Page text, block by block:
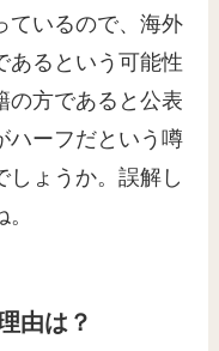
ているので、海外
あるという可能性
の方であると公表
ハーフだという噂
しょうか。誤解し
由は？